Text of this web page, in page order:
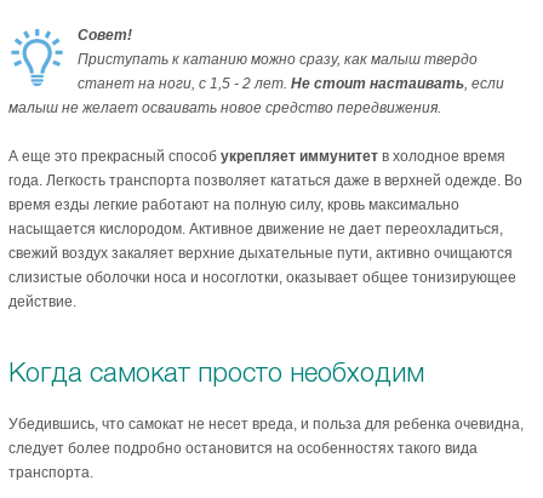
Совет!
Приступать к катанию можно сразу, как малыш твердо
станет на ноги, с 1,5 - 2 лет. Не стоит настаивать , если
малыш не желает осваивать новое средство передвижения.
А еще это прекрасный способ укрепляет иммунитет в холодное время
года. Легкость транспорта позволяет кататься даже в верхней одежде. Во
время езды легкие работают на полную силу, кровь максимально
насыщается кислородом. Активное движение не дает переохладиться,
свежий воздух закаляет верхние дыхательные пути, активно очищаются
слизистые оболочки носа и носоглотки, оказывает общее тонизирующее
действие.
Когда самокат просто необходим
Убедившись, что самокат не несет вреда, и польза для ребенка очевидна,
следует более подробно остановится на особенностях такого вида
транспорта.